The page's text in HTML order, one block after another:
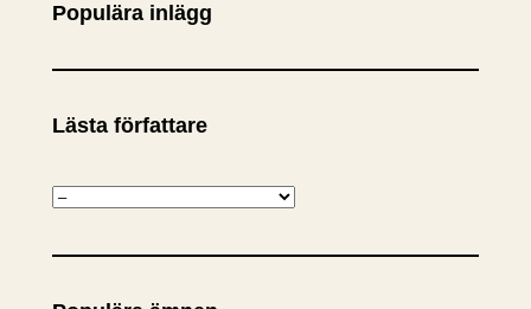
Populära inlägg
Lästa författare
K
t